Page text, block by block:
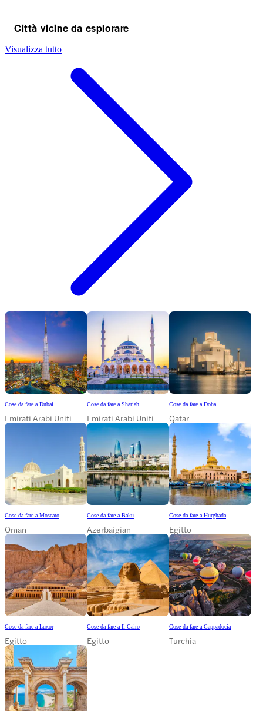
Città vicine da esplorare
Visualizza tutto
Cose da fare a Dubai
Emirati Arabi Uniti
Cose da fare a Sharjah
Emirati Arabi Uniti
Cose da fare a Doha
Qatar
Cose da fare a Moscato
Oman
Cose da fare a Baku
Azerbaigian
Cose da fare a Hurghada
Egitto
Cose da fare a Luxor
Egitto
Cose da fare a Il Cairo
Egitto
Cose da fare a Cappadocia
Turchia